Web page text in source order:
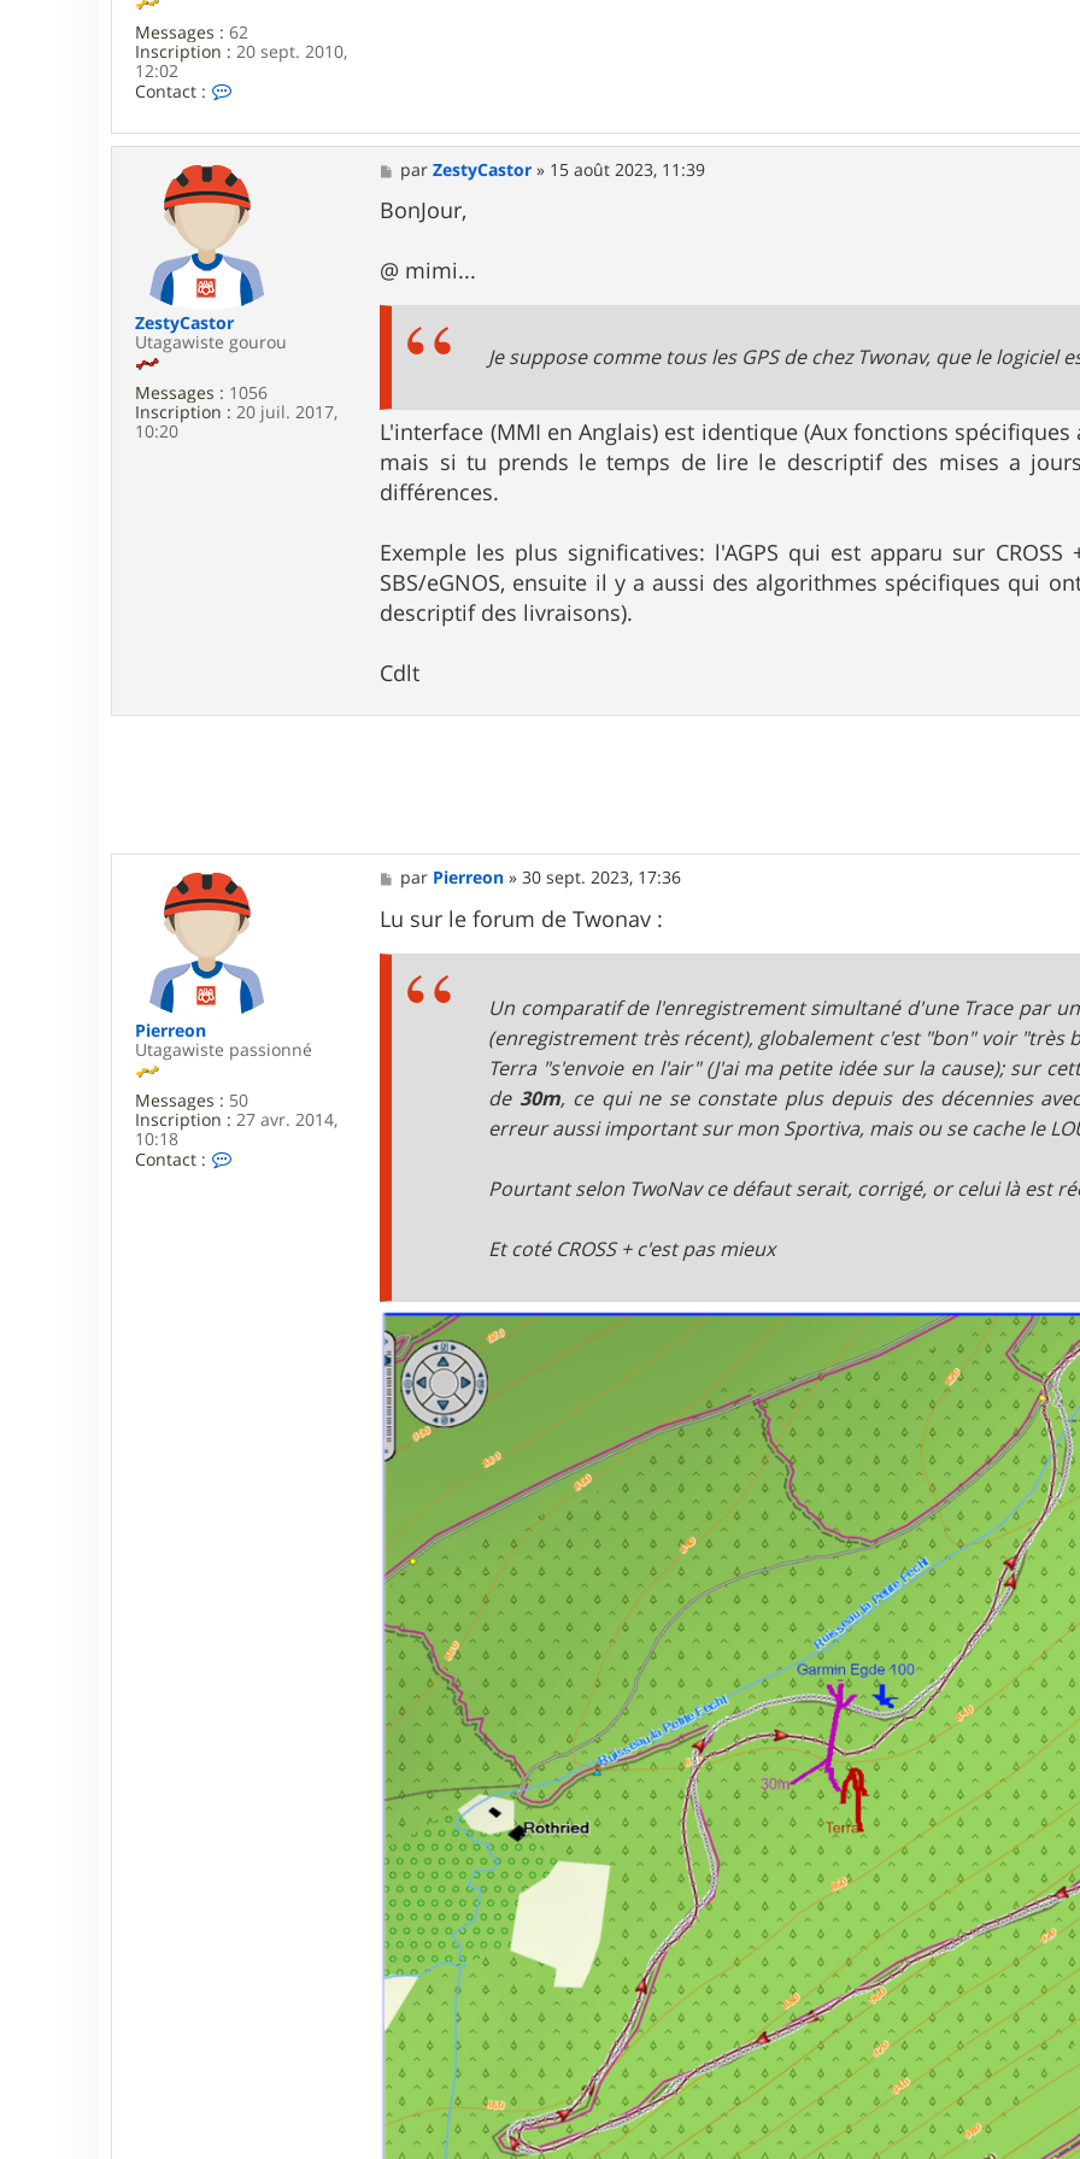
n
Messages : 62
Inscription : 20 sept. 2010,
12:02
Contact :
t
c
t
e
m
m
c
h
i
s
ZestyCastor
Utagawiste gourou
Messages : 1056
Inscription : 20 juil. 2017,
10:20
M
e
s
s
g
e
parZestyCastor » 15 août 2023, 11:39
BonJour,
@ mimi...
Je suppose comme tous les GPS de chez Twonav, que le logiciel
L'interface (MMI en Anglais) est identique (Aux fonctions
mais si tu prends le temps de lire le descriptif des mises a
différences.
Exemple les plus significatives: l'AGPS qui est apparu sur CROSS
SBS/eGNOS, ensuite il y a aussi des algorithmes spécifiques qui
descriptif des livraisons).
Cdlt
Pierreon
Utagawiste passionné
Messages : 50
Inscription : 27 avr. 2014,
10:18
Contact :
M
e
s
s
a
par Pierreon »30 sept. 2023, 17:36
Lu sur le forum de Twonav :
Un comparatif de l'enregistrement simultané d'une Trace par un
(enregistrement très récent), globalement c'est "bon" voir "très
Terra "s'envoie en l'air" (J'ai ma petite idée sur la cause); sur
de 30m, ce qui ne se constate plus depuis des décennies
erreur aussi important sur mon Sportiva, mais ou se cache le
Pourtant selon TwoNav ce défaut serait, corrigé, or celui là est
Et coté CROSS + c'est pas mieux